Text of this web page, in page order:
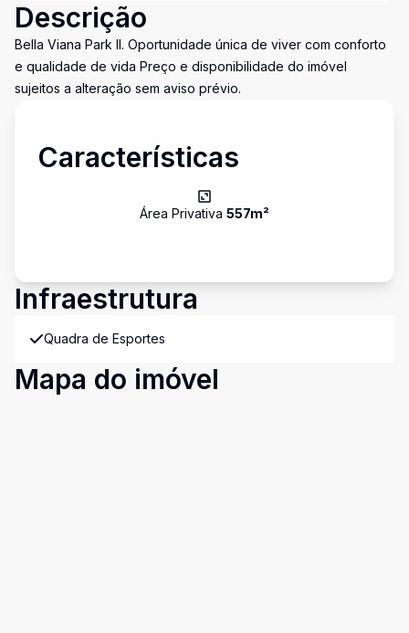
Descrição
Bella Viana Park II. Oportunidade única de viver com conforto
e qualidade de vida Preço e disponibilidade do imóvel
sujeitos a alteração sem aviso prévio.
Características
Área Privativa 557m²
Infraestrutura
Quadra de Esportes
Mapa do imóvel